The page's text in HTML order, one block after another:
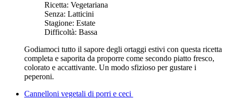
Ricetta: Vegetariana
Senza: Latticini
Stagione: Estate
Difficoltà: Bassa
Godiamoci tutto il sapore degli ortaggi estivi con questa ricetta
completa e saporita da proporre come secondo piatto fresco,
colorato e accattivante. Un modo sfizioso per gustare i
peperoni.
Cannelloni vegetali di porri e ceci